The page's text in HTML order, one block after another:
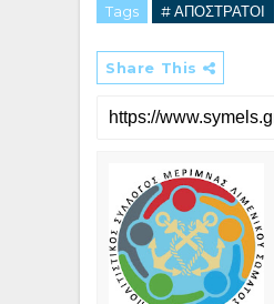
Tags # ΑΠΟΣΤΡΑΤΟΙ
Share This